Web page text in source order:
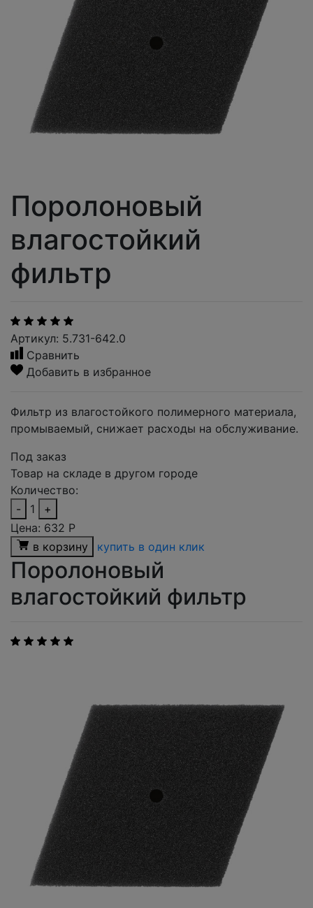
Поролоновый
влагостойкий
фильтр
Артикул: 5.731-642.0
Сравнить
Добавить в избранное
Фильтр из влагостойкого полимерного материала,
промываемый, снижает расходы на обслуживание.
Под заказ
Товар на складе в другом городе
Количество:
-
1
+
Цена: 632 Р
в корзину
купить в один клик
Поролоновый
влагостойкий фильтр